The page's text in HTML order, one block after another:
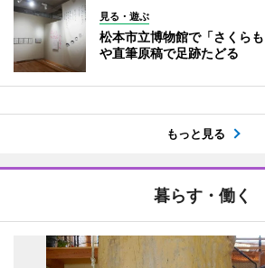
見る・遊ぶ
松本市立博物館で「さくら
や直筆原稿で足跡たどる
もっと見る
暮らす・働く